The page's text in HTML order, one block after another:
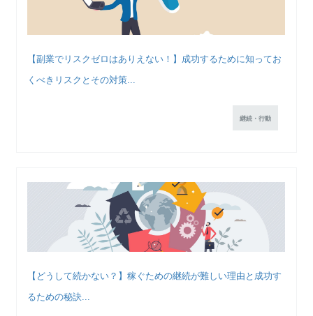
【副業でリスクゼロはありえない！】成功するために知ってお
くべきリスクとその対策...
継続・行動
【どうして続かない？】稼ぐための継続が難しい理由と成功す
るための秘訣...